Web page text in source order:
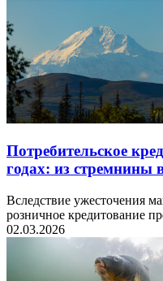
Потребительское
годах: из стремнины
Вследствие ужесточения
розничное кредитование
02.03.2026